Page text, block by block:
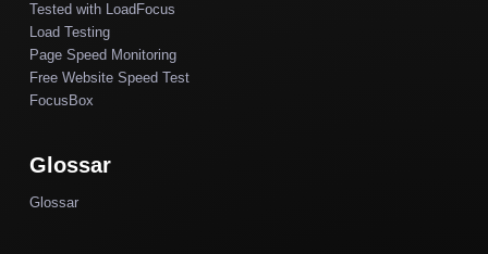
Tested with LoadFocus
Load Testing
Page Speed Monitoring
Free Website Speed Test
FocusBox
Glossar
Glossar